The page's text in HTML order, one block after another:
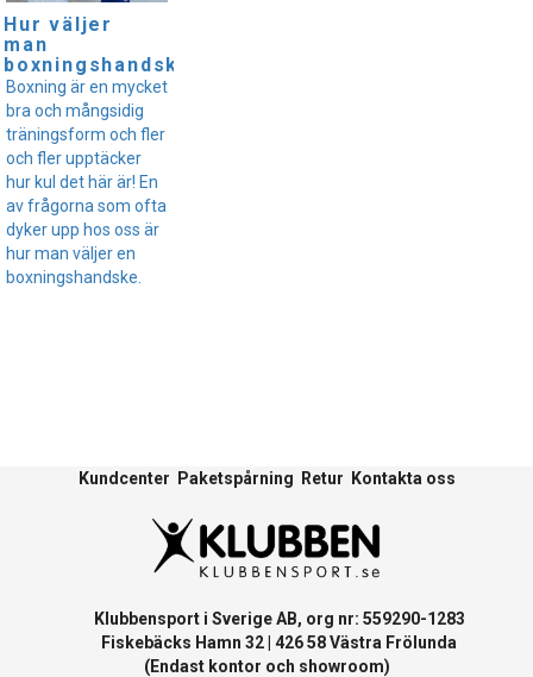
Hur väljer
man
boxningshandskar?
Boxning är en mycket
bra och mångsidig
träningsform och fler
och fler upptäcker
hur kul det här är! En
av frågorna som ofta
dyker upp hos oss är
hur man väljer en
boxningshandske.
Kundcenter Paketspårning Retur Kontakta oss
Klubbensport i Sverige AB, org nr: 559290-1283
Fiskebäcks Hamn 32 | 426 58 Västra Frölunda
(Endast kontor och showroom)